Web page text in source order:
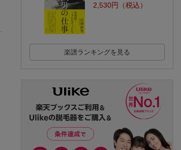
2,530円（税込）
楽譜ランキングを見る